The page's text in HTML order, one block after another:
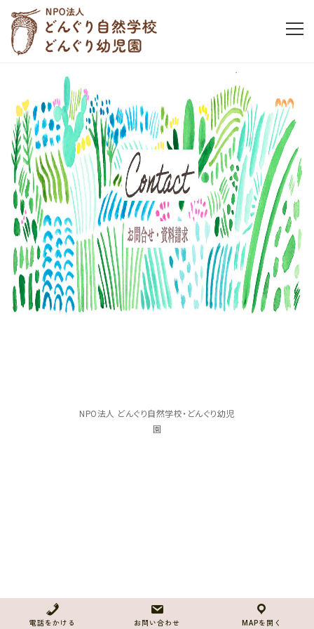
NPO法人 どんぐり自然学校・どんぐり幼児
園
電話をかける お問い合わせ MAPを開く